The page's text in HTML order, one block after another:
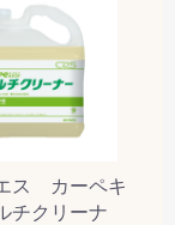
ス カーペキ
クリーナ